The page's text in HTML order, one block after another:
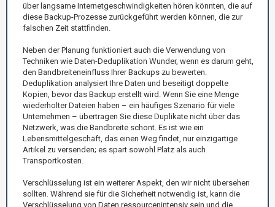
über langsame Internetgeschwindigkeiten hören könnten, die auf
diese Backup-Prozesse zurückgeführt werden können, die zur
falschen Zeit stattfinden.
Neben der Planung funktioniert auch die Verwendung von
Techniken wie Daten-Deduplikation Wunder, wenn es darum geht,
den Bandbreiteneinfluss Ihrer Backups zu bewerten.
Deduplikation analysiert Ihre Daten und beseitigt doppelte
Kopien, bevor das Backup erstellt wird. Wenn Sie eine Menge
wiederholter Dateien haben – ein häufiges Szenario für viele
Unternehmen – übertragen Sie diese Duplikate nicht über das
Netzwerk, was die Bandbreite schont. Es ist wie ein
Lebensmittelgeschäft, das einen Weg findet, nur einzigartige
Artikel zu versenden; es spart sowohl Platz als auch
Transportkosten.
Verschlüsselung ist ein weiterer Aspekt, den wir nicht übersehen
sollten. Während sie für die Sicherheit notwendig ist, kann die
Verschlüsselung von Daten ressourcenintensiv sein und die